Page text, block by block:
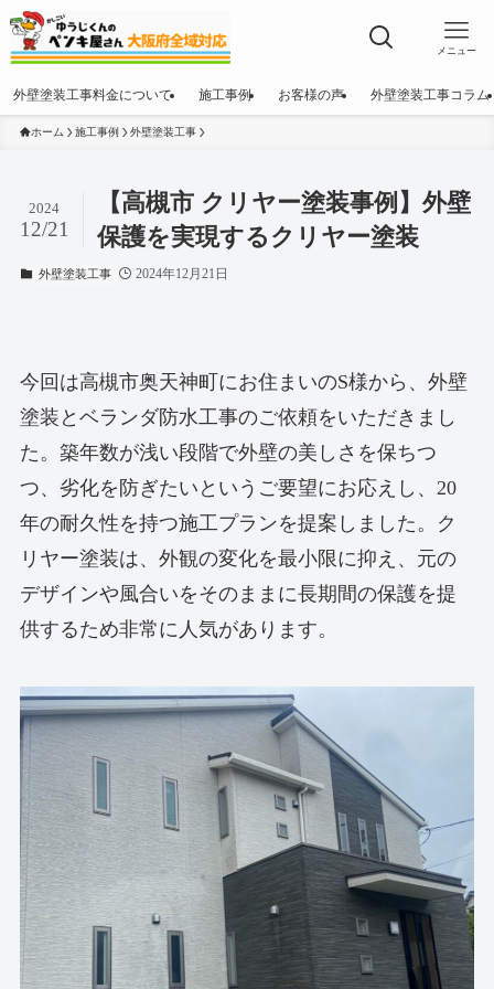
メニュー
外壁塗装工事料金について 施工事例 お客様の声 外壁塗装工事コラム
ホーム 施工事例 外壁塗装工事
【高槻市 クリヤー塗装事例】外壁
保護を実現するクリヤー塗装
2024
12/21
外壁塗装工事 2024年12月21日
今回は高槻市奥天神町にお住まいのS様から、外壁
塗装とベランダ防水工事のご依頼をいただきまし
た。築年数が浅い段階で外壁の美しさを保ちつ
つ、劣化を防ぎたいというご要望にお応えし、20
年の耐久性を持つ施工プランを提案しました。ク
リヤー塗装は、外観の変化を最小限に抑え、元の
デザインや風合いをそのままに長期間の保護を提
供するため非常に人気があります。